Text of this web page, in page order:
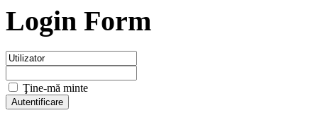
Login Form
Ţine-mă minte